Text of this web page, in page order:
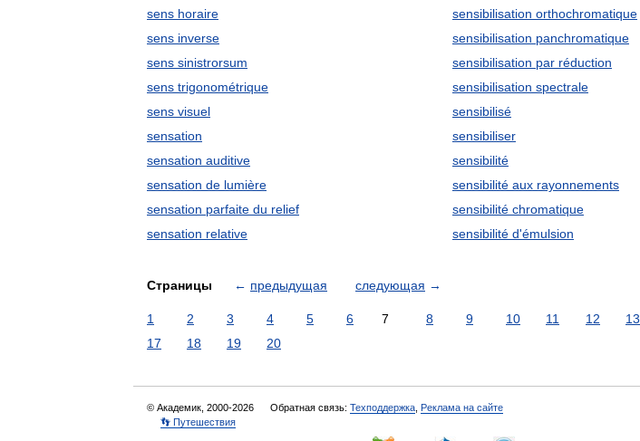
sens horaire
sens inverse
sens sinistrorsum
sens trigonométrique
sens visuel
sensation
sensation auditive
sensation de lumière
sensation parfaite du relief
sensation relative
sensibilisation orthochromatique
sensibilisation panchromatique
sensibilisation par réduction
sensibilisation spectrale
sensibilisé
sensibiliser
sensibilité
sensibilité aux rayonnements
sensibilité chromatique
sensibilité d'émulsion
Страницы ← предыдущая следующая →
1 2 3 4 5 6 7 8 9 10 11 12 13
17
18 19 20
© Академик, 2000-2026 Обратная связь: Техподдержка Реклама на сайте
👣 Путешествия